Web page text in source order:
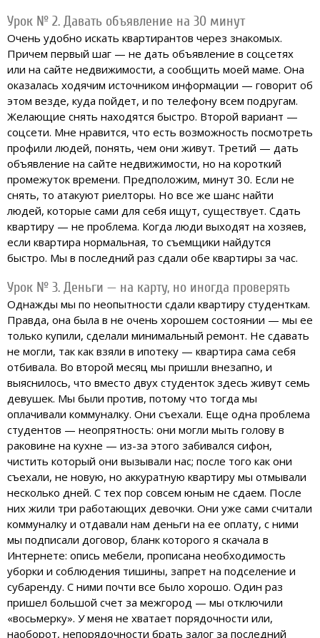
Урок № 2. Давать объявление на 30 минут
Очень удобно искать квартирантов через знакомых.
Причем первый шаг — не дать объявление в соцсетях
или на сайте недвижимости, а сообщить моей маме. Она
оказалась ходячим источником информации — говорит об
этом везде, куда пойдет, и по телефону всем подругам.
Желающие снять находятся быстро. Второй вариант —
соцсети. Мне нравится, что есть возможность посмотреть
профили людей, понять, чем они живут. Третий — дать
объявление на сайте недвижимости, но на короткий
промежуток времени. Предположим, минут 30. Если не
снять, то атакуют риелторы. Но все же шанс найти
людей, которые сами для себя ищут, существует. Сдать
квартиру — не проблема. Когда люди выходят на хозяев,
если квартира нормальная, то съемщики найдутся
быстро. Мы в последний раз сдали обе квартиры за час.
Урок № 3. Деньги — на карту, но иногда проверять
Однажды мы по неопытности сдали квартиру студенткам.
Правда, она была в не очень хорошем состоянии — мы ее
только купили, сделали минимальный ремонт. Не сдавать
не могли, так как взяли в ипотеку — квартира сама себя
отбивала. Во второй месяц мы пришли внезапно, и
выяснилось, что вместо двух студенток здесь живут семь
девушек. Мы были против, потому что тогда мы
оплачивали коммуналку. Они съехали. Еще одна проблема
студентов — неопрятность: они могли мыть голову в
раковине на кухне — из-за этого забивался сифон,
чистить который они вызывали нас; после того как они
съехали, не новую, но аккуратную квартиру мы отмывали
несколько дней. С тех пор совсем юным не сдаем. После
них жили три работающих девочки. Они уже сами считали
коммуналку и отдавали нам деньги на ее оплату, с ними
мы подписали договор, бланк которого я скачала в
Интернете: опись мебели, прописана необходимость
уборки и соблюдения тишины, запрет на подселение и
субаренду. С ними почти все было хорошо. Один раз
пришел большой счет за межгород — мы отключили
«восьмерку». У меня не хватает порядочности или,
наоборот, непорядочности брать залог за последний